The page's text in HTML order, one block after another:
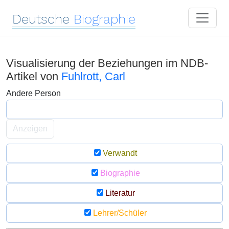
Deutsche Biographie
Visualisierung der Beziehungen im NDB-
Artikel von Fuhlrott, Carl
Andere Person
Anzeigen
Verwandt
Biographie
Literatur
Lehrer/Schüler